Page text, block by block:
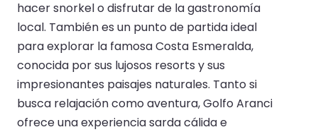
hacer snorkel o disfrutar de la gastronomía
local. También es un punto de partida ideal
para explorar la famosa Costa Esmeralda,
conocida por sus lujosos resorts y sus
impresionantes paisajes naturales. Tanto si
busca relajación como aventura, Golfo Aranci
ofrece una experiencia sarda cálida e